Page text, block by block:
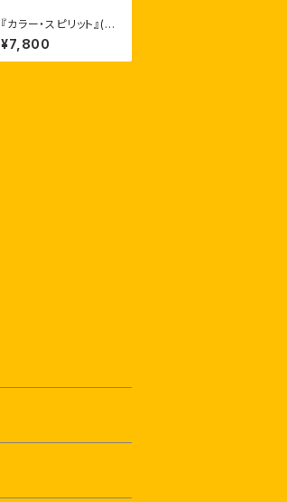
『カラー・スピリット』(ラ
イム） アーティスト：マ
イケル・コリア
¥7,800